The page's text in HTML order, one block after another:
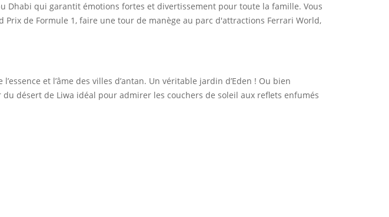
Dhabi qui garantit émotions fortes et divertissement pour toute la famille. Vous
de Formule 1, faire une tour de manège au parc d'attractions Ferrari World,
et l’âme des villes d’antan. Un véritable jardin d’Eden ! Ou bien
désert de Liwa idéal pour admirer les couchers de soleil aux reﬂets enfumés